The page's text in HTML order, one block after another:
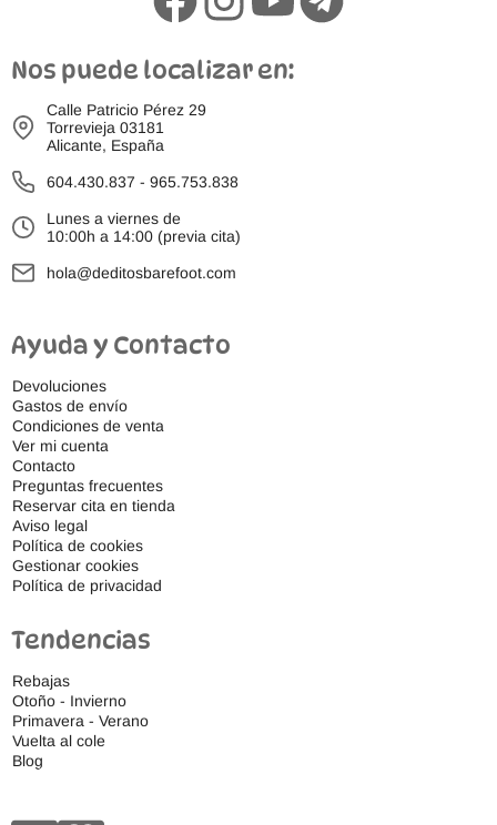
Nos puede localizar en:
Calle Patricio Pérez 29
Torrevieja 03181
Alicante, España
604.430.837 - 965.753.838
Lunes a viernes de
10:00h a 14:00 (previa cita)
hola@deditosbarefoot.com
Ayuda y Contacto
Devoluciones
Gastos de envío
Condiciones de venta
Ver mi cuenta
Contacto
Preguntas frecuentes
Reservar cita en tienda
Aviso legal
Política de cookies
Gestionar cookies
Política de privacidad
Tendencias
Rebajas
Otoño - Invierno
Primavera - Verano
Vuelta al cole
Blog